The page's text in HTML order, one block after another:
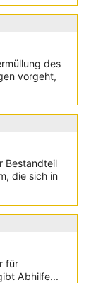
des
vorgeht,
Bestandteil
die sich in
für
Abhilfe...